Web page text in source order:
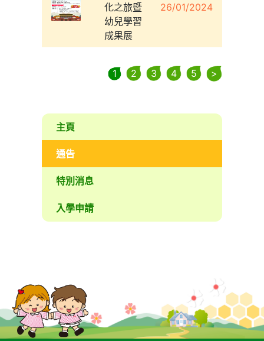
主頁
通告
特別消息
入學申請
化之旅暨
幼兒學習
成果展
26/01/2024
1 2 3 4 5 >